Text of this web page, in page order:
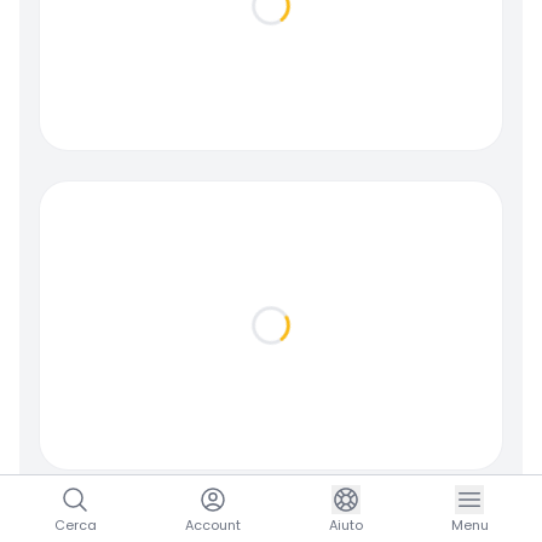
Loading...
Loading...
Cerca Account Aiuto Menu